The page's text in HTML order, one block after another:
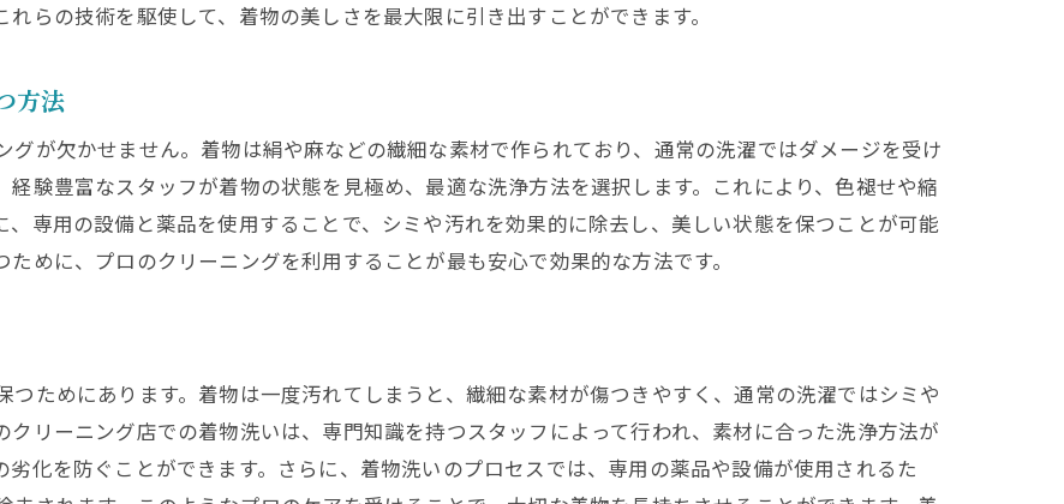
を美しく保つための専門的なケアの重要性
なケアで着物の美しさを保つ方法
ケアが必要な理由とは
が提供するケアサービスの内容
美しさを保つための家庭でのケア方法
ェッショナルなケアの重要性とその効果
蘇るプロのクリーニングプロセス
ニング技術の進化とその効果
よる着物の修復と美しさの復元
らの技術を駆使して、着物の美しさを最大限に引き出すことができます。
方法
が欠かせません。着物は絹や麻などの繊細な素材で作られており、通常の洗濯ではダメージを受け
験豊富なスタッフが着物の状態を見極め、最適な洗浄方法を選択します。これにより、色褪せや縮
専用の設備と薬品を使用することで、シミや汚れを効果的に除去し、美しい状態を保つことが可能
めに、プロのクリーニングを利用することが最も安心で効果的な方法です。
ためにあります。着物は一度汚れてしまうと、繊細な素材が傷つきやすく、通常の洗濯ではシミや
リーニング店での着物洗いは、専門知識を持つスタッフによって行われ、素材に合った洗浄方法が
化を防ぐことができます。さらに、着物洗いのプロセスでは、専用の薬品や設備が使用されるた